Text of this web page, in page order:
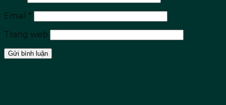
Email
*
Trang web